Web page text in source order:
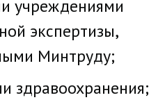
учреждениями
экспертизы,
Минтруду;
здравоохранения;